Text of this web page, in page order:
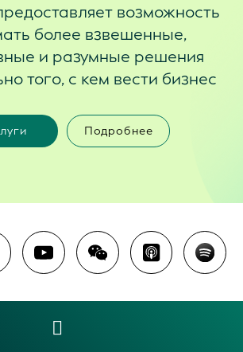
возможность
более взвешенные,
и разумные решения
того, с кем вести бизнес
Подробнее